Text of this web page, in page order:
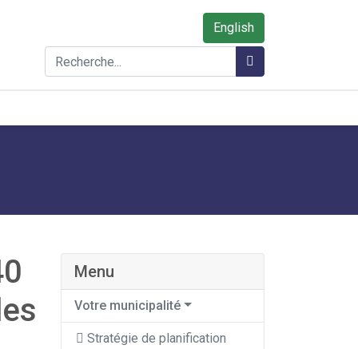
English
Rechercher
Menu
Votre municipalité
Stratégie de planification